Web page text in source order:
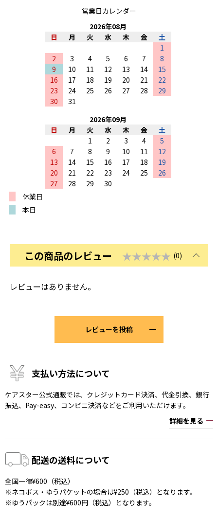
営業日カレンダー
2026年08月
日
月 火 水 木 金
土
1
2
3 4 5 6 7
8
9
10 11 12 13 14
15
16
17 18 19 20 21
22
23
24 25 26 27 28
29
30
31
2026年09月
日
月 火 水 木 金
土
1
2 3 4
5
6
7 8 9 10 11
12
13
14 15 16 17 18
19
20
21 22 23 24 25
26
27
28 29
30
休業日
本日
この商品のレビュー ★★★★★ (0)
レビューはありません。
レビューを投稿
支払い方法について
ケアスター公式通販では、クレジットカード決済、代金引換、銀行
振込、Pay-easy、コンビニ決済などをご利用いただけます。
詳細を見る
配送の送料について
全国一律¥600（税込）
※ネコポス・ゆうパケットの場合は¥250（税込）となります。
※ゆうパックは別途¥600円（税込）となります。